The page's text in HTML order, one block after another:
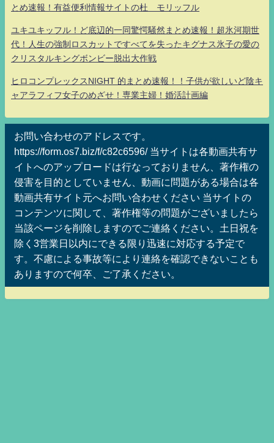
とめ速報！有益便利情報サイトの杜 モリッフル
ユキユキッフル！ど底辺的一同驚愕騒然まとめ速報！超氷河期世
代！人生の強制ロスカットですべてを失ったキグナス氷子の愛の
クリスタルキングボンビー脱出大作戦
ヒロコンプレックスNIGHT 的まとめ速報！！子供が欲しいど陰キ
ャアラフィフ女子のめざせ！専業主婦！婚活計画編
お問い合わせのアドレスです。
https://form.os7.biz/f/c82c6596/ 当サイトは各動画共有サ
イトへのアップロードは行なっておりません、著作権の
侵害を目的としていません、動画に問題がある場合は各
動画共有サイト元へお問い合わせください 当サイトの
コンテンツに関して、著作権等の問題がございましたら
当該ページを削除しますのでご連絡ください。土日祝を
除く3営業日以内にできる限り迅速に対応する予定で
す。不慮による事故等により連絡を確認できないことも
ありますので何卒、ご了承ください。